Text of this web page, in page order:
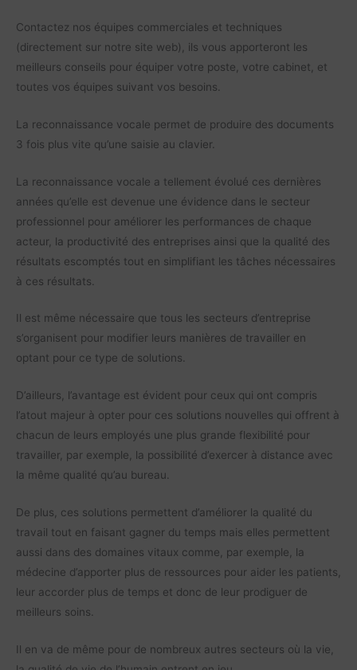
Contactez nos équipes commerciales et techniques
(directement sur notre site web), ils vous apporteront les
meilleurs conseils pour équiper votre poste, votre cabinet, et
toutes vos équipes suivant vos besoins.
La reconnaissance vocale permet de produire des documents
3 fois plus vite qu’une saisie au clavier.
La reconnaissance vocale a tellement évolué ces dernières
années qu’elle est devenue une évidence dans le secteur
professionnel pour améliorer les performances de chaque
acteur, la productivité des entreprises ainsi que la qualité des
résultats escomptés tout en simplifiant les tâches nécessaires
à ces résultats.
Il est même nécessaire que tous les secteurs d’entreprise
s’organisent pour modifier leurs manières de travailler en
optant pour ce type de solutions.
D’ailleurs, l’avantage est évident pour ceux qui ont compris
l’atout majeur à opter pour ces solutions nouvelles qui offrent à
chacun de leurs employés une plus grande flexibilité pour
travailler, par exemple, la possibilité d’exercer à distance avec
la même qualité qu’au bureau.
De plus, ces solutions permettent d’améliorer la qualité du
travail tout en faisant gagner du temps mais elles permettent
aussi dans des domaines vitaux comme, par exemple, la
médecine d’apporter plus de ressources pour aider les patients,
leur accorder plus de temps et donc de leur prodiguer de
meilleurs soins.
Il en va de même pour de nombreux autres secteurs où la vie,